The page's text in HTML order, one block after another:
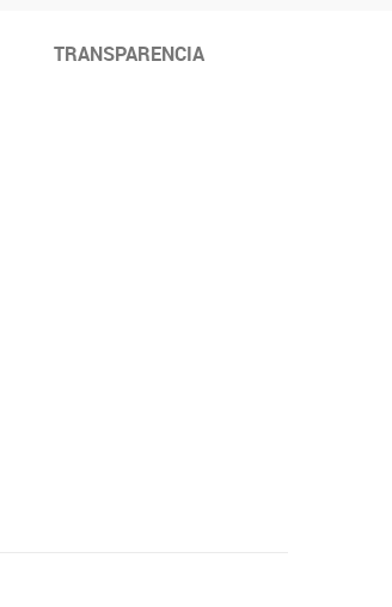
TRANSPARENCIA